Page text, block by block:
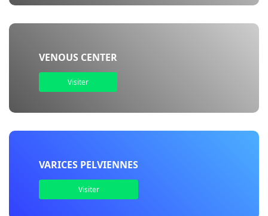
VENOUS CENTER
Visiter
VARICES PELVIENNES
Visiter